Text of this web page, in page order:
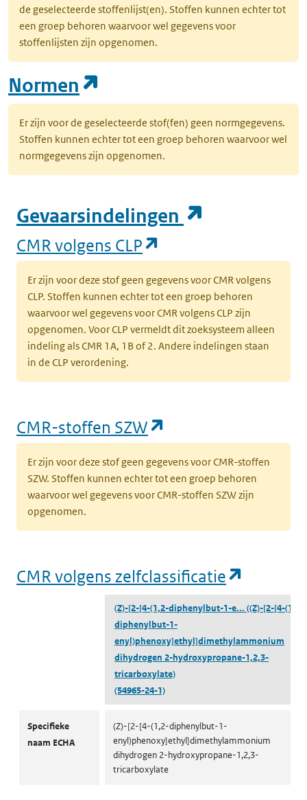
de geselecteerde stoffenlijst(en). Stoffen kunnen echter tot
een groep behoren waarvoor wel gegevens voor
stoffenlijsten zijn opgenomen.
Normen
Er zijn voor de geselecteerde stof(fen) geen normgegevens.
Stoffen kunnen echter tot een groep behoren waarvoor wel
normgegevens zijn opgenomen.
Gevaarsindelingen
CMR volgens CLP
Er zijn voor deze stof geen gegevens voor CMR volgens
CLP. Stoffen kunnen echter tot een groep behoren
waarvoor wel gegevens voor CMR volgens CLP zijn
opgenomen. Voor CLP vermeldt dit zoeksysteem alleen
indeling als CMR 1A, 1B of 2. Andere indelingen staan
in de CLP verordening.
CMR-stoffen SZW
Er zijn voor deze stof geen gegevens voor CMR-stoffen
SZW. Stoffen kunnen echter tot een groep behoren
waarvoor wel gegevens voor CMR-stoffen SZW zijn
opgenomen.
CMR volgens zelfclassificatie
(Z)-[2-[4-(1,2-diphenylbut-1-e... ((Z)-[2-[4-(1,2-
diphenylbut-1-
enyl)phenoxy]ethyl]dimethylammonium
dihydrogen 2-hydroxypropane-1,2,3-
tricarboxylate)
(54965-24-1)
Specifieke
naam ECHA
(Z)-[2-[4-(1,2-diphenylbut-1-
enyl)phenoxy]ethyl]dimethylammonium
dihydrogen 2-hydroxypropane-1,2,3-
tricarboxylate